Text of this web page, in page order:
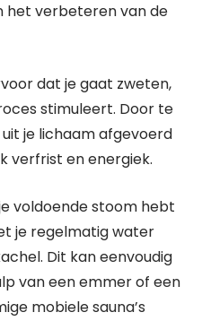
het verbeteren van de
dat je gaat zweten,
stimuleert. Door te
je lichaam afgevoerd
verfrist en energiek.
voldoende stoom hebt
je regelmatig water
Dit kan eenvoudig
van een emmer of een
mobiele sauna’s